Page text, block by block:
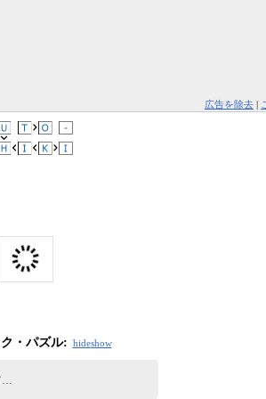
広告を除去 |
・パズル: hideshow